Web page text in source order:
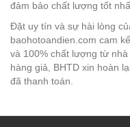
đảm bảo chất lượng tốt
Đặt uy tín và sự hài lòng
baohotoandien.com cam
và 100% chất lượng từ
hàng giả, BHTD xin hoàn
đã thanh toán.